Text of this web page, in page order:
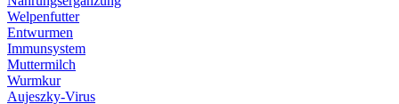
Welpenfutter
Entwurmen
Immunsystem
Muttermilch
Wurmkur
Aujeszky-Virus